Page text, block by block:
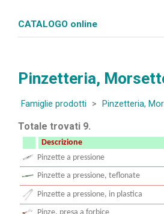
CATALOGO online
Pinzetteria,
Famiglie prodotti > Pinzetteria,
Totale trovati 9.
Descrizione
Pinzette a pressione
Pinzette a pressione, teflonate
Pinzette a pressione, in plastica